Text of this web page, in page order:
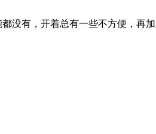
没有，开着总有一些不方便，再加